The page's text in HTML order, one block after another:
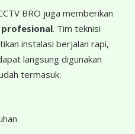
BRO juga memberikan
profesional. Tim teknisi
instalasi berjalan rapi,
langsung digunakan
termasuk: